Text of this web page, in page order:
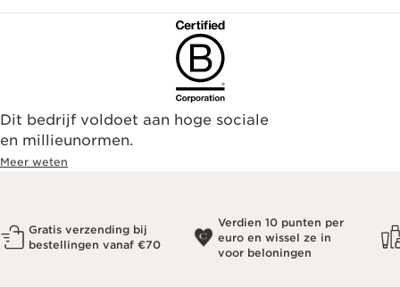
Dit bedrijf voldoet aan hoge sociale
en millieunormen.
Meer weten
Gratis verzending bij
bestellingen vanaf €70
Verdien 10 punten per
euro en wissel ze in
voor beloningen